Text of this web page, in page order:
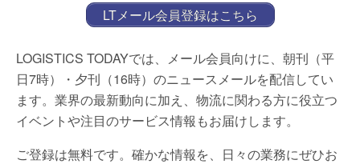
LTメール会員登録はこちら
LOGISTICS TODAYでは、メール会員向けに、朝刊（平
日7時）・夕刊（16時）のニュースメールを配信してい
ます。業界の最新動向に加え、物流に関わる方に役立つ
イベントや注目のサービス情報もお届けします。
ご登録は無料です。確かな情報を、日々の業務にぜひお